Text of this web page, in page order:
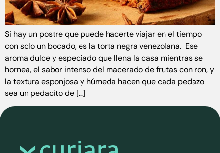
Si hay un postre que puede hacerte viajar en el tiempo
con solo un bocado, es la torta negra venezolana. Ese
aroma dulce y especiado que llena la casa mientras se
hornea, el sabor intenso del macerado de frutas con ron, y
la textura esponjosa y húmeda hacen que cada pedazo
sea un pedacito de […]